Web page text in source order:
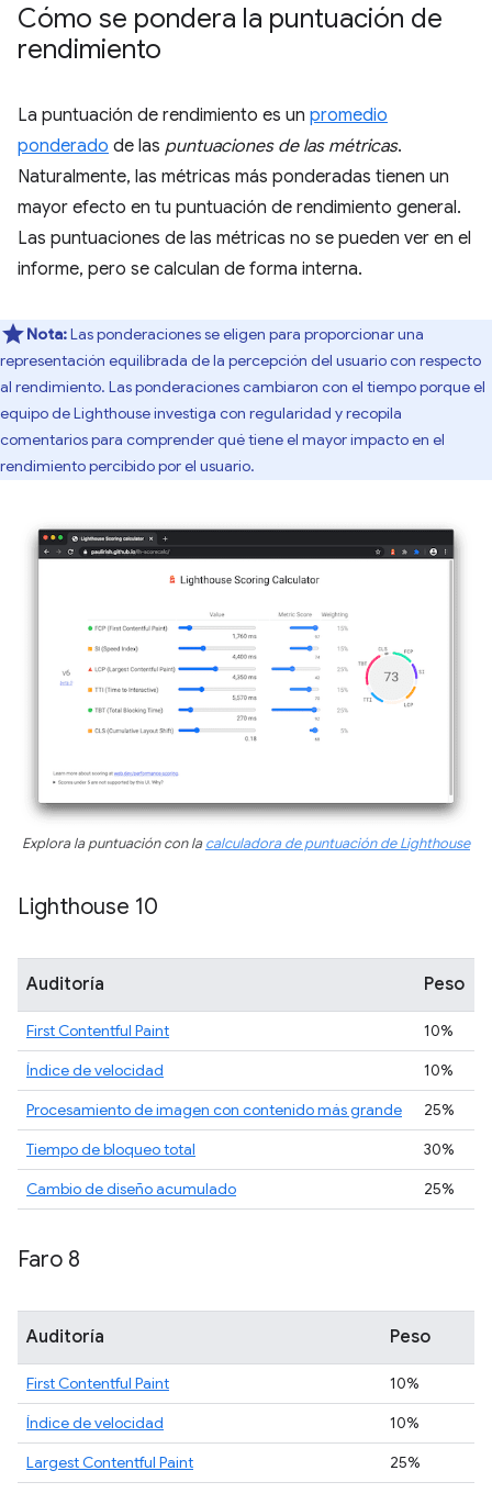
Cómo se pondera la puntuación de
rendimiento
La puntuación de rendimiento es un promedio
ponderado de las puntuaciones de las métricas.
Naturalmente, las métricas más ponderadas tienen un
mayor efecto en tu puntuación de rendimiento general.
Las puntuaciones de las métricas no se pueden ver en el
informe, pero se calculan de forma interna.
Nota:Las ponderaciones se eligen para proporcionar una
representación equilibrada de la percepción del usuario con respecto
al rendimiento. Las ponderaciones cambiaron con el tiempo porque el
equipo de Lighthouse investiga con regularidad y recopila
comentarios para comprender qué tiene el mayor impacto en el
rendimiento percibido por el usuario.
Explora la puntuación con lacalculadora de puntuación de Lighthouse
Lighthouse 10
Auditoría Peso
First Contentful Paint
10%
Índice de velocidad
10%
Procesamiento de imagen con contenido más grande
25%
Tiempo de bloqueo total
30%
Cambio de diseño acumulado
25%
Faro 8
Auditoría Peso
First Contentful Paint
10%
Índice de velocidad
10%
Largest Contentful Paint
25%